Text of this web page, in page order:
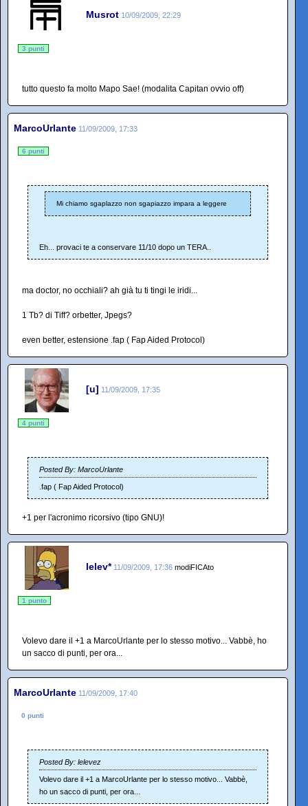
Musrot 10/09/2009, 22:29
3 punti
tutto questo fa molto Mapo Sae! (modalita Capitan ovvio off)
MarcoUrlante 11/09/2009, 17:33
6 punti
Mi chiamo sgaplazzo non sgapiazzo impara a leggere
Eh... provaci te a conservare 11/10 dopo un TERA..
ma doctor, no occhiali? ah già tu ti tingi le iridi...
1 Tb? di Tiff? orbetter, Jpegs?
even better, estensione .fap ( Fap Aided Protocol)
[u] 11/09/2009, 17:35
4 punti
Posted By: MarcoUrlante
.fap ( Fap Aided Protocol)
+1 per l'acronimo ricorsivo (tipo GNU)!
lelev* 11/09/2009, 17:36 modiFICAto
1 punto
Volevo dare il +1 a MarcoUrlante per lo stesso motivo... Vabbè, ho
un sacco di punti, per ora...
MarcoUrlante 11/09/2009, 17:40
0 punti
Posted By: lelevez
Volevo dare il +1 a MarcoUrlante per lo stesso motivo... Vabbè,
ho un sacco di punti, per ora...